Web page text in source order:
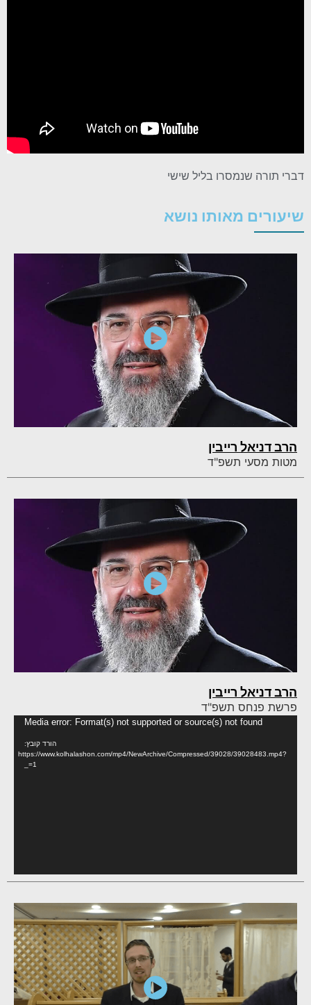
דברי תורה שנמסרו בליל שישי
שיעורים מאותו נושא
הרב דניאל רייבין
מטות מסעי תשפ"ד
הרב דניאל רייבין
פרשת פנחס תשפ"ד
Media error: Format(s) not supported or source(s) not found
הורד קובץ:
https://www.kolhalashon.com/mp4/NewArchive/Compressed/39028/39028483.mp4?
_=1